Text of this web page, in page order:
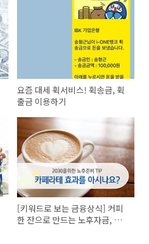
요즘 대세 휙서비스! 휙송금, 휙
출금 이용하기
[키워드로 보는 금융상식] 커피
한 잔으로 만드는 노후자금, 카